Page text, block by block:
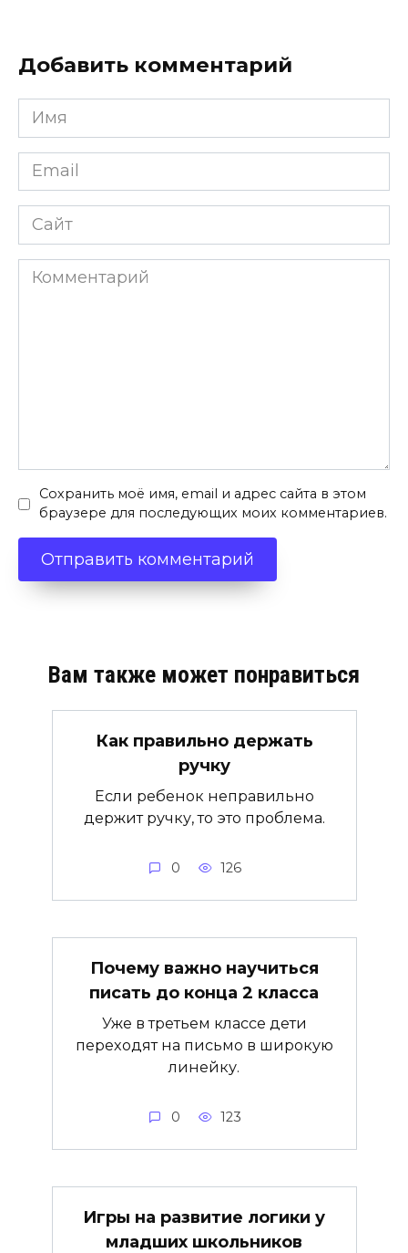
Добавить комментарий
Имя
*
Email
*
Сайт
Комментарий
Сохранить моё имя, email и адрес сайта в этом
браузере для последующих моих комментариев.
Вам также может понравиться
Как правильно держать
ручку
Если ребенок неправильно
держит ручку, то это проблема.
0 126
Почему важно научиться
писать до конца 2 класса
Уже в третьем классе дети
переходят на письмо в широкую
линейку.
0 123
Игры на развитие логики у
младших школьников